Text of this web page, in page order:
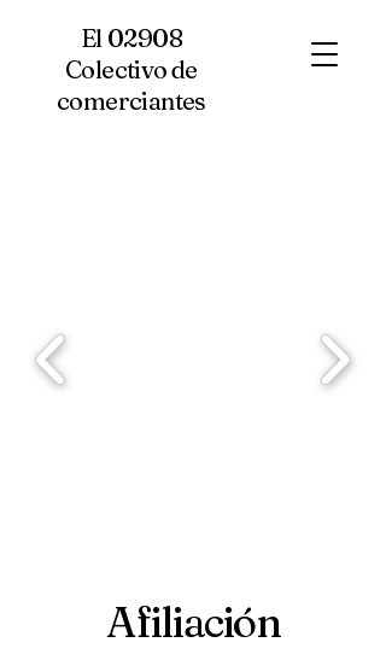
El 02908
Colectivo de
comerciantes
Afiliación